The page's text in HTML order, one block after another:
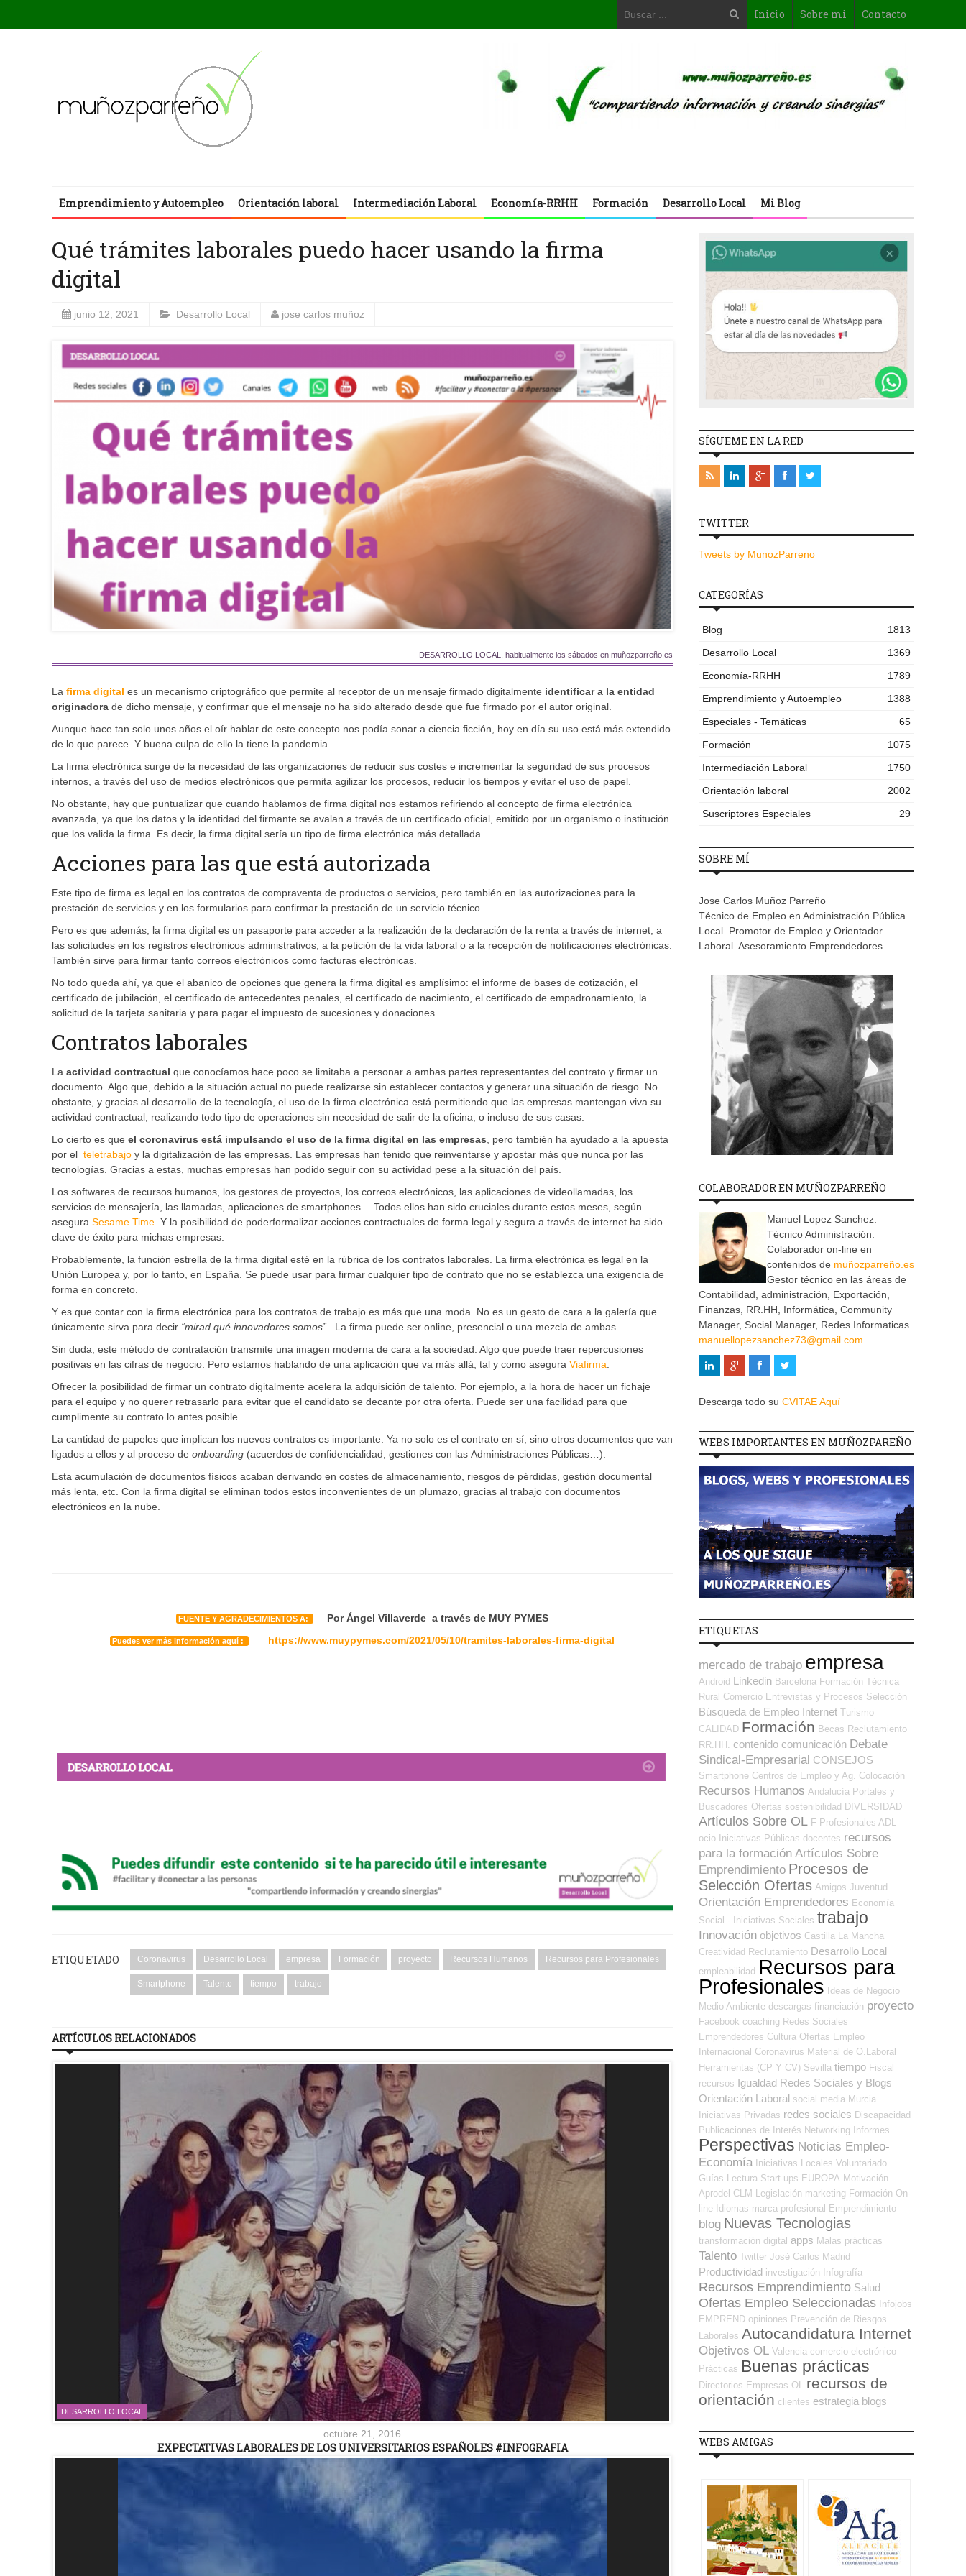
Inicio Sobre mi Contacto
Emprendimiento y Autoempleo Orientación laboral Intermediación Laboral Economía-RRHH Formación Desarrollo Local Mi Blog
Qué trámites laborales puedo hacer usando la firma
digital
junio 12, 2021 Desarrollo Local jose carlos muñoz
DESARROLLO LOCAL, habitualmente los sábados en muñozparreño.es
La firma digital es un mecanismo criptográfico que permite al receptor de un mensaje firmado digitalmente identificar a la entidad
originadora de dicho mensaje, y confirmar que el mensaje no ha sido alterado desde que fue firmado por el autor original.​​
Aunque hace tan solo unos años el oír hablar de este concepto nos podía sonar a ciencia ficción, hoy en día su uso está más extendido
de lo que parece. Y buena culpa de ello la tiene la pandemia.
La firma electrónica surge de la necesidad de las organizaciones de reducir sus costes e incrementar la seguridad de sus procesos
internos, a través del uso de medios electrónicos que permita agilizar los procesos, reducir los tiempos y evitar el uso de papel.
No obstante, hay que puntualizar que cuando hablamos de firma digital nos estamos refiriendo al concepto de firma electrónica
avanzada, ya que los datos y la identidad del firmante se avalan a través de un certificado oficial, emitido por un organismo o institución
que los valida la firma. Es decir, la firma digital sería un tipo de firma electrónica más detallada.
Acciones para las que está autorizada
Este tipo de firma es legal en los contratos de compraventa de productos o servicios, pero también en las autorizaciones para la
prestación de servicios y en los formularios para confirmar la prestación de un servicio técnico.
Pero es que además, la firma digital es un pasaporte para acceder a la realización de la declaración de la renta a través de internet, a
las solicitudes en los registros electrónicos administrativos, a la petición de la vida laboral o a la recepción de notificaciones electrónicas.
También sirve para firmar tanto correos electrónicos como facturas electrónicas.
No todo queda ahí, ya que el abanico de opciones que genera la firma digital es amplísimo: el informe de bases de cotización, el
certificado de jubilación, el certificado de antecedentes penales, el certificado de nacimiento, el certificado de empadronamiento, la
solicitud de la tarjeta sanitaria y para pagar el impuesto de sucesiones y donaciones.
Contratos laborales
La actividad contractual que conocíamos hace poco se limitaba a personar a ambas partes representantes del contrato y firmar un
documento. Algo que, debido a la situación actual no puede realizarse sin establecer contactos y generar una situación de riesgo. No
obstante, y gracias al desarrollo de la tecnología, el uso de la firma electrónica está permitiendo que las empresas mantengan viva su
actividad contractual, realizando todo tipo de operaciones sin necesidad de salir de la oficina, o incluso de sus casas.
Lo cierto es que el coronavirus está impulsando el uso de la firma digital en las empresas, pero también ha ayudado a la apuesta
por el teletrabajo y la digitalización de las empresas. Las empresas han tenido que reinventarse y apostar más que nunca por las
tecnologías. Gracias a estas, muchas empresas han podido seguir con su actividad pese a la situación del país.
Los softwares de recursos humanos, los gestores de proyectos, los correos electrónicos, las aplicaciones de videollamadas, los
servicios de mensajería, las llamadas, aplicaciones de smartphones… Todos ellos han sido cruciales durante estos meses, según
asegura Sesame Time. Y la posibilidad de poderformalizar acciones contractuales de forma legal y segura a través de internet ha sido
clave de éxito para michas empresas.
Probablemente, la función estrella de la firma digital esté en la rúbrica de los contratos laborales. La firma electrónica es legal en la
Unión Europea y, por lo tanto, en España. Se puede usar para firmar cualquier tipo de contrato que no se establezca una exigencia de
forma en concreto.
Y es que contar con la firma electrónica para los contratos de trabajo es más que una moda. No es un gesto de cara a la galería que
únicamente sirva para decir “mirad qué innovadores somos”.
La firma puede ser online, presencial o una mezcla de ambas.
Sin duda, este método de contratación transmite una imagen moderna de cara a la sociedad. Algo que puede traer repercusiones
positivas en las cifras de negocio. Pero estamos hablando de una aplicación que va más allá, tal y como asegura Viafirma.
Ofrecer la posibilidad de firmar un contrato digitalmente acelera la adquisición de talento. Por ejemplo, a la hora de hacer un fichaje
para el equipo y no querer retrasarlo para evitar que el candidato se decante por otra oferta. Puede ser una facilidad para que
cumplimente su contrato lo antes posible.
La cantidad de papeles que implican los nuevos contratos es importante. Ya no solo es el contrato en sí, sino otros documentos que van
ligados a ellos y al proceso de onboarding (acuerdos de confidencialidad, gestiones con las Administraciones Públicas…).
Esta acumulación de documentos físicos acaban derivando en costes de almacenamiento, riesgos de pérdidas, gestión documental
más lenta, etc. Con la firma digital se eliminan todos estos inconvenientes de un plumazo, gracias al trabajo con documentos
electrónicos en la nube.
FUENTE Y AGRADECIMIENTOS A: Por Ángel Villaverde a través de MUY PYMES
Puedes ver más información aquí : https://www.muypymes.com/2021/05/10/tramites-laborales-firma-digital
ETIQUETADO Coronavirus Desarrollo Local empresa Formación proyecto Recursos Humanos Recursos para Profesionales
Smartphone Talento tiempo trabajo
ARTÍCULOS RELACIONADOS
DESARROLLO LOCAL
octubre 21, 2016
EXPECTATIVAS LABORALES DE LOS UNIVERSITARIOS ESPAÑOLES #INFOGRAFIA
SÍGUEME EN LA RED
TWITTER
Tweets by MunozParreno
CATEGORÍAS
Blog
1813
Desarrollo Local
1369
Economía-RRHH
1789
Emprendimiento y Autoempleo
1388
Especiales - Temáticas
65
Formación
1075
Intermediación Laboral
1750
Orientación laboral
2002
Suscriptores Especiales
29
SOBRE MÍ
Jose Carlos Muñoz Parreño
Técnico de Empleo en Administración Pública
Local. Promotor de Empleo y Orientador
Laboral. Asesoramiento Emprendedores
COLABORADOR EN MUÑOZPARREÑO
Manuel Lopez Sanchez.
Técnico Administración.
Colaborador on-line en
contenidos de muñozparreño.es
Gestor técnico en las áreas de
Contabilidad, administración, Exportación,
Finanzas, RR.HH, Informática, Community
Manager, Social Manager, Redes Informaticas.
manuellopezsanchez73@gmail.com
Descarga todo su CVITAE Aquí
WEBS IMPORTANTES EN MUÑOZPAREÑO
ETIQUETAS
mercado de trabajo empresa
Android Linkedin Barcelona Formación Técnica
Rural Comercio Entrevistas y Procesos Selección
Búsqueda de Empleo Internet Turismo
CALIDAD Formación Becas Reclutamiento
RR.HH.
contenido comunicación Debate
Sindical-Empresarial CONSEJOS
Smartphone Centros de Empleo y Ag. Colocación
Recursos Humanos Andalucía Portales y
Buscadores Ofertas sostenibilidad DIVERSIDAD
Artículos Sobre OL F Profesionales ADL
ocio Iniciativas Públicas docentes recursos
para la formación Artículos Sobre
Emprendimiento Procesos de
Selección Ofertas Amigos Juventud
Orientación Emprendedores Economía
Social - Iniciativas Sociales trabajo
Innovación objetivos Castilla La Mancha
Creatividad Reclutamiento Desarrollo Local
empleabilidad Recursos para
Profesionales
Ideas de Negocio
Medio Ambiente descargas financiación proyecto
Facebook coaching Redes Sociales
Emprendedores Cultura Ofertas Empleo
Internacional Coronavirus Material de O.Laboral
Herramientas (CP Y CV) Sevilla tiempo Fiscal
recursos Igualdad Redes Sociales y Blogs
Orientación Laboral social media Murcia
Iniciativas Privadas redes sociales Discapacidad
Publicaciones de Interés Networking Informes
Perspectivas Noticias Empleo-
Economía Iniciativas Locales Voluntariado
Guías
Lectura Start-ups EUROPA Motivación
Aprodel CLM
Legislación marketing Formación On-
line Idiomas marca profesional Emprendimiento
blog Nuevas Tecnologias
transformación digital apps Malas prácticas
Talento Twitter José Carlos Madrid
Productividad investigación Infografía
Recursos Emprendimiento Salud
Ofertas Empleo Seleccionadas Infojobs
EMPREND opiniones Prevención de Riesgos
Laborales Autocandidatura Internet
Objetivos OL Valencia comercio electrónico
Prácticas Buenas prácticas
Directorios Empresas OL
recursos de
orientación clientes estrategia blogs
WEBS AMIGAS